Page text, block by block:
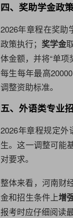
四、奖助学金政
2026年章程在奖助
政策执行； 奖学金
体金额，并将“单项
每生每年最高
调整资助标准。
五、外语类专业
2026年章程规定外
生。这一调整可能
对要求。
整体来看，河南财
金和招生条件上增
报考时应仔细阅读